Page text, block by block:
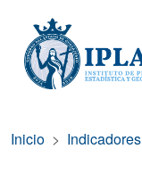
Inicio Indicadores